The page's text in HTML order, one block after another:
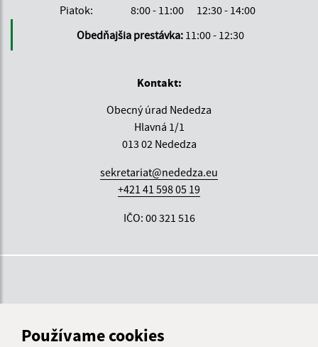
Používame cookies
Piatok:
8:00 - 11:00
12:30 - 14:00
Obedňajšia prestávka: 11:00 - 12:30
Kontakt:
Obecný úrad Nededza
Hlavná 1/1
013 02 Nededza
sekretariat@nededza.eu
+421 41 598 05 19
IČO: 00 321 516